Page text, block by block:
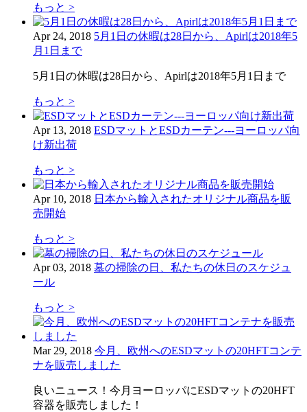
もっと >
Apr 24, 2018 5月1日の休暇は28日から、Apirlは2018年5
月1日まで
5月1日の休暇は28日から、Apirlは2018年5月1日まで
もっと >
Apr 13, 2018 ESDマットとESDカーテン---ヨーロッパ向
け新出荷
もっと >
Apr 10, 2018 日本から輸入されたオリジナル商品を販
売開始
もっと >
Apr 03, 2018 墓の掃除の日、私たちの休日のスケジュ
ール
もっと >
Mar 29, 2018 今月、欧州へのESDマットの20HFTコンテ
ナを販売しました
良いニュース！今月ヨーロッパにESDマットの20HFT
容器を販売しました！